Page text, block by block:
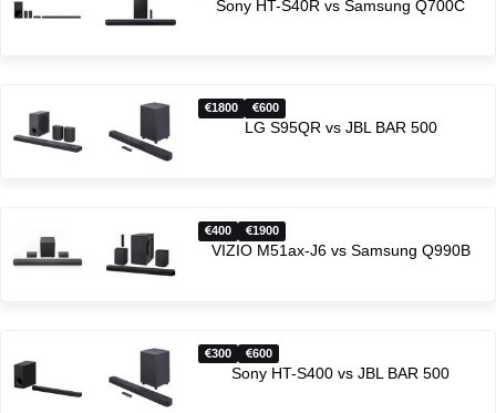
Sony HT-S40R vs Samsung Q700C
1800 600
LG S95QR vs JBL BAR 500
400 1900
VIZIO M51ax-J6 vs Samsung Q990B
300 600
Sony HT-S400 vs JBL BAR 500